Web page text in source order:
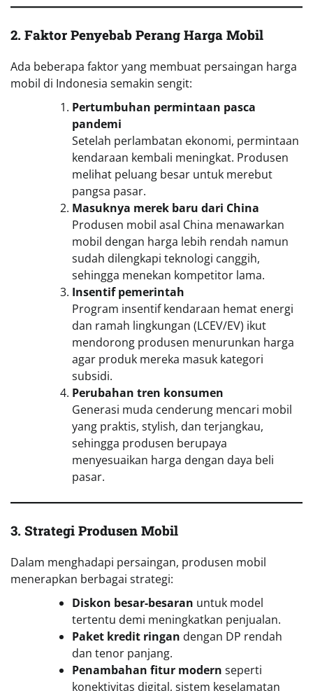
2. Faktor Penyebab Perang Harga Mobil
Ada beberapa faktor yang membuat persaingan harga
mobil di Indonesia semakin sengit:
Pertumbuhan permintaan pasca
pandemi
Setelah perlambatan ekonomi, permintaan
kendaraan kembali meningkat. Produsen
melihat peluang besar untuk merebut
pangsa pasar.
Masuknya merek baru dari China
Produsen mobil asal China menawarkan
mobil dengan harga lebih rendah namun
sudah dilengkapi teknologi canggih,
sehingga menekan kompetitor lama.
Insentif pemerintah
Program insentif kendaraan hemat energi
dan ramah lingkungan (LCEV/EV) ikut
mendorong produsen menurunkan harga
agar produk mereka masuk kategori
subsidi.
Perubahan tren konsumen
Generasi muda cenderung mencari mobil
yang praktis, stylish, dan terjangkau,
sehingga produsen berupaya
menyesuaikan harga dengan daya beli
pasar.
3. Strategi Produsen Mobil
Dalam menghadapi persaingan, produsen mobil
menerapkan berbagai strategi:
Diskon besar-besaran untuk model
tertentu demi meningkatkan penjualan.
Paket kredit ringan dengan DP rendah
dan tenor panjang.
Penambahan fitur modern seperti
konektivitas digital, sistem keselamatan